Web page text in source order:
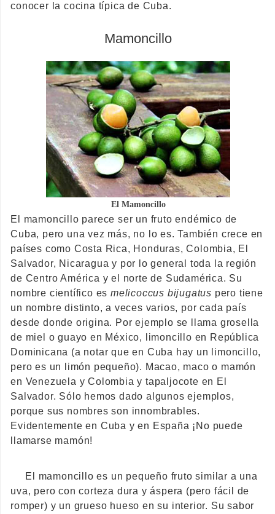
conocer la cocina típica de Cuba.
Mamoncillo
El Mamoncillo
El mamoncillo parece ser un fruto endémico de
Cuba, pero una vez más, no lo es. También crece en
países como Costa Rica, Honduras, Colombia, El
Salvador, Nicaragua y por lo general toda la región
de Centro América y el norte de Sudamérica. Su
nombre científico esmelicoccus bijugatus pero tiene
un nombre distinto, a veces varios, por cada país
desde donde origina. Por ejemplo se llama grosella
de miel o guayo en México, limoncillo en República
Dominicana (a notar que en Cuba hay un limoncillo,
pero es un limón pequeño). Macao, maco o mamón
en Venezuela y Colombia y tapaljocote en El
Salvador. Sólo hemos dado algunos ejemplos,
porque sus nombres son innombrables.
Evidentemente en Cuba y en España ¡No puede
llamarse mamón!
El mamoncillo es un pequeño fruto similar a una
uva, pero con corteza dura y áspera (pero fácil de
romper) y un grueso hueso en su interior. Su sabor